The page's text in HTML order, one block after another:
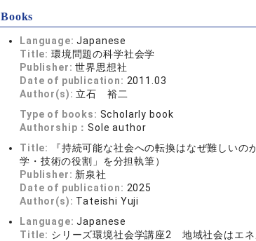
Books
Language:Japanese
Title: 環境問題の科学社会学
Publisher:世界思想社
Date of publication: 2011.03
Author(s): 立石 裕二
Type of books: Scholarly book
Authorship：Sole author
Title:
『持続可能な社会への転換はなぜ難しい
学・技術の役割」を分担執筆）
Publisher: 新泉社
Date of publication: 2025
Author(s): Tateishi Yuji
Language:Japanese
Title: シリーズ環境社会学講座2 地域社会はエ